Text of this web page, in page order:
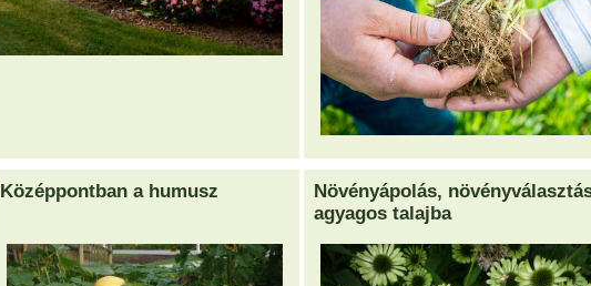
Középpontban a humusz
Növényápolás,
agyagos talajba